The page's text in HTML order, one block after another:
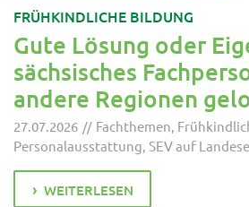
FRÜHKINDLICHE BILDUNG
Gute Lösung oder
sächsisches
andere Regionen
27.07.2026 Fachthemen
Personalausstattung SEV auf
WEITERLESEN